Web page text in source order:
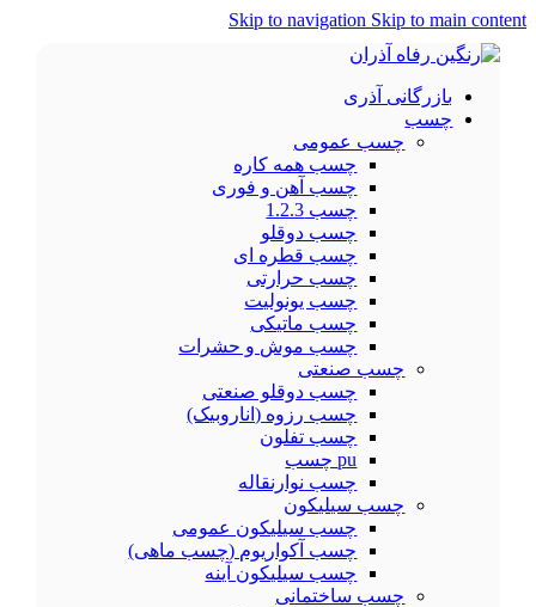
Skip to navigation Skip to main content
بازرگانی آذری
چسب
چسب عمومی
چسب همه کاره
چسب آهن و فوری
چسب 1.2.3
چسب دوقلو
چسب قطره ای
چسب حرارتی
چسب یونولیت
چسب ماتیکی
چسب موش و حشرات
چسب صنعتی
چسب دوقلو صنعتی
چسب رزوه (اناروبیک)
چسب تفلون
pu چسب
چسب نوارنقاله
چسب سیلیکون
چسب سیلیکون عمومی
چسب آکواریوم (چسب ماهی)
چسب سیلیکون آینه
چسب ساختمانی